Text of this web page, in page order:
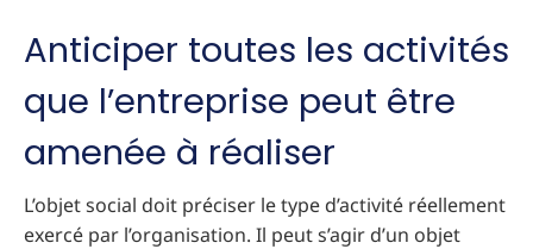
Anticiper toutes les activités
que l’entreprise peut être
amenée à réaliser
L’objet social doit préciser le type d’activité réellement
exercé par l’organisation. Il peut s’agir d’un objet